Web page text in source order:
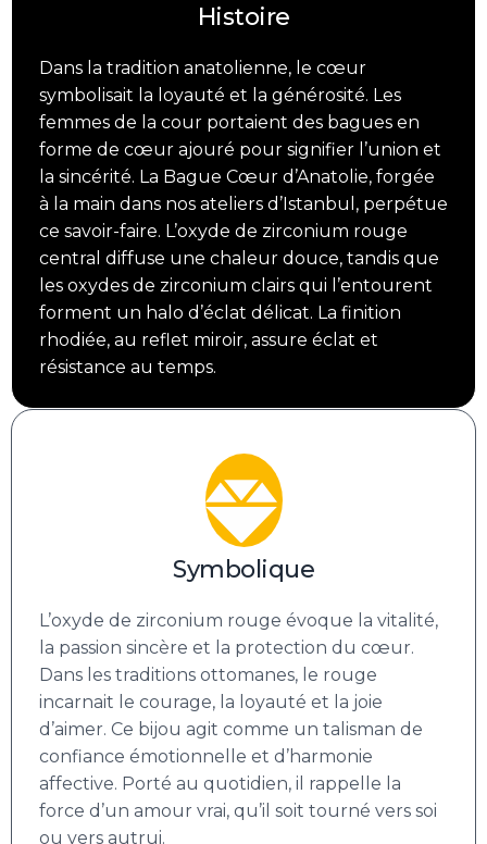
Histoire
Dans la tradition anatolienne, le cœur
symbolisait la loyauté et la générosité. Les
femmes de la cour portaient des bagues en
forme de cœur ajouré pour signifier l’union et
la sincérité. La Bague Cœur d’Anatolie, forgée
à la main dans nos ateliers d’Istanbul, perpétue
ce savoir-faire. L’oxyde de zirconium rouge
central diffuse une chaleur douce, tandis que
les oxydes de zirconium clairs qui l’entourent
forment un halo d’éclat délicat. La finition
rhodiée, au reflet miroir, assure éclat et
résistance au temps.
Symbolique
L’oxyde de zirconium rouge évoque la vitalité,
la passion sincère et la protection du cœur.
Dans les traditions ottomanes, le rouge
incarnait le courage, la loyauté et la joie
d’aimer. Ce bijou agit comme un talisman de
confiance émotionnelle et d’harmonie
affective. Porté au quotidien, il rappelle la
force d’un amour vrai, qu’il soit tourné vers soi
ou vers autrui.